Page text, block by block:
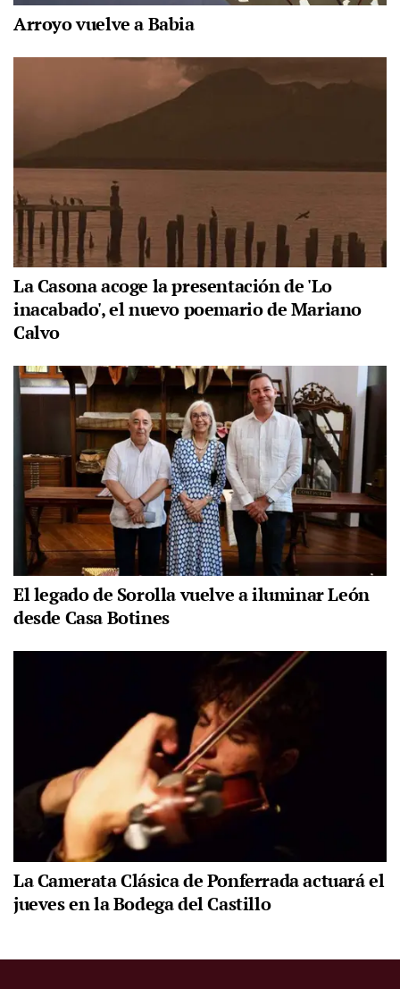
Arroyo vuelve a Babia
La Casona acoge la presentación de 'Lo
inacabado', el nuevo poemario de Mariano
Calvo
El legado de Sorolla vuelve a iluminar León
desde Casa Botines
La Camerata Clásica de Ponferrada actuará el
jueves en la Bodega del Castillo